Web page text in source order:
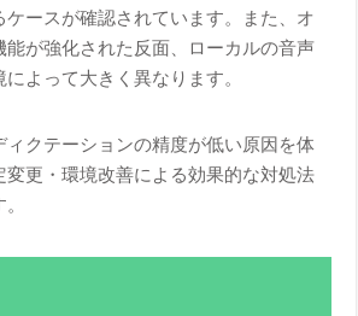
ケースが確認されています。また、オ
能が強化された反面、ローカルの音声
よって大きく異なります。
ィクテーションの精度が低い原因を体
変更・環境改善による効果的な対処法